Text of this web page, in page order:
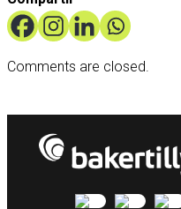
Comments are closed.